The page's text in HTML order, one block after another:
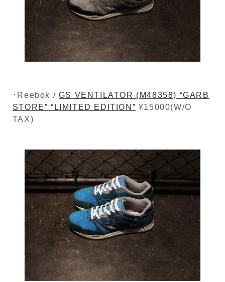
･Reebok / GS VENTILATOR (M48358) “GARB
STORE” “LIMITED EDITION” ¥15000(W/O
TAX)